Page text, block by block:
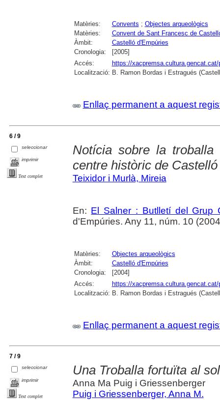
Matèries: Convents ; Objectes arqueològics
Matèries:
Convent de Sant Francesc de
Àmbit:
Castelló d'Empúries
Cronologia:
[2005]
Accés:
https://
Localització: B. Ramon Bordas i Estragués
Enllaç permanent a aquest
6 / 9
seleccionar
imprimir
Text complet
Notícia sobre la
centre històric de Castelló
Teixidor i Murlà, Mireia
En: El Salner : Butlletí del Grup
d'Empúries. Any 11, núm. 10
Matèries:
Objectes arqueològics
Àmbit:
Castelló d'Empúries
Cronologia:
[2004]
Accés:
https://xacpremsa.cultura.gencat.cat/
Localització: B. Ramon Bordas i Estragués
Enllaç permanent a aquest
7 / 9
seleccionar
imprimir
Text complet
Una Troballa fortuïta al
Anna Ma Puig i Griessenberger
Puig i Griessenberger, Anna M.